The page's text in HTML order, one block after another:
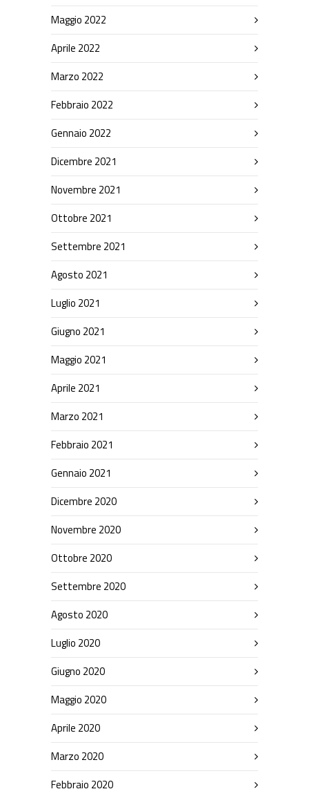
Maggio 2022
Aprile 2022
Marzo 2022
Febbraio 2022
Gennaio 2022
Dicembre 2021
Novembre 2021
Ottobre 2021
Settembre 2021
Agosto 2021
Luglio 2021
Giugno 2021
Maggio 2021
Aprile 2021
Marzo 2021
Febbraio 2021
Gennaio 2021
Dicembre 2020
Novembre 2020
Ottobre 2020
Settembre 2020
Agosto 2020
Luglio 2020
Giugno 2020
Maggio 2020
Aprile 2020
Marzo 2020
Febbraio 2020